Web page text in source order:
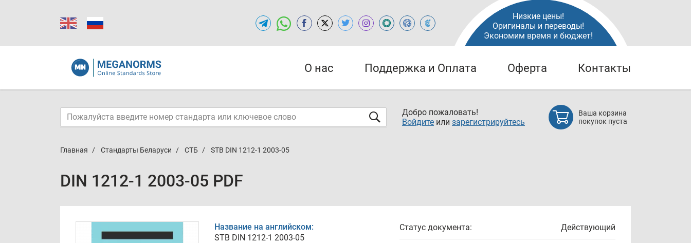
Низкие цены!
Оригиналы и переводы!
Экономим время и бюджет!
О нас Поддержка и Оплата Оферта Контакты
Добро пожаловать!
Войдите или зарегистрируйтесь
Ваша корзина
покупок пуста
Главная Стандарты Беларуси СТБ STB DIN 1212-1 2003-05
DIN 1212-1 2003-05 PDF
Название на английском:
STB DIN 1212-1 2003-05
Статус документа: Действующий